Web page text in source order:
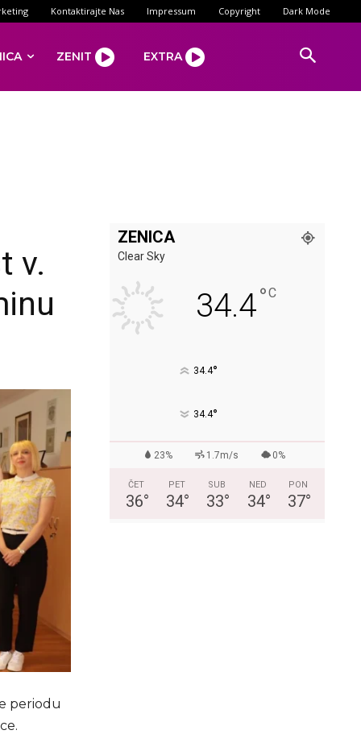
Kontaktirajte Nas Impressum Copyright Dark Mode
ZENIT EXTRA
v.
periodu
ZENICA
Clear Sky
34.4°C
34.4°
34.4°
23% 1.7m/s 0%
ČET
36°
PET
34°
SUB
33°
NED
34°
PON
37°